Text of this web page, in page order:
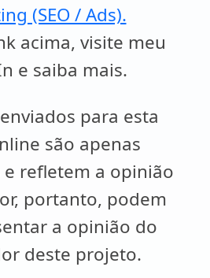
(SEO / Ads).
acima, visite meu
e saiba mais.
para esta
são apenas
refletem a opinião
portanto, podem
a opinião do
deste projeto.